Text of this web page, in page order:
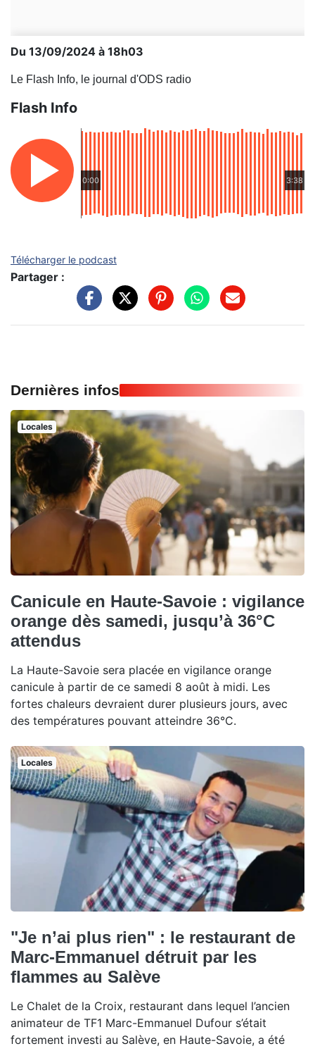
Du 13/09/2024 à 18h03
Le Flash Info, le journal d'ODS radio
Flash Info
0:00 3:38
Télécharger le podcast
Partager :
Dernières infos
Locales
Canicule en Haute-Savoie : vigilance
orange dès samedi, jusqu’à 36°C
attendus
La Haute-Savoie sera placée en vigilance orange
canicule à partir de ce samedi 8 août à midi. Les
fortes chaleurs devraient durer plusieurs jours, avec
des températures pouvant atteindre 36°C.
Locales
"Je n’ai plus rien" : le restaurant de
Marc-Emmanuel détruit par les
flammes au Salève
Le Chalet de la Croix, restaurant dans lequel l’ancien
animateur de TF1 Marc-Emmanuel Dufour s’était
fortement investi au Salève, en Haute-Savoie, a été